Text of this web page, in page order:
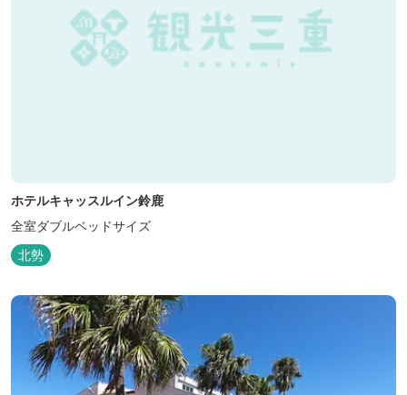
ホテルキャッスルイン鈴鹿
全室ダブルベッドサイズ
北勢